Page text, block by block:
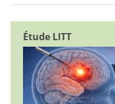
Directeur et Médecin-chef
Étude LITT